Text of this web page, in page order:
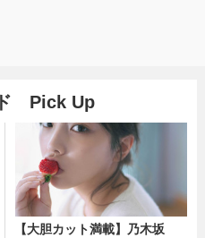
Pick Up
【大胆カット満載】乃木坂